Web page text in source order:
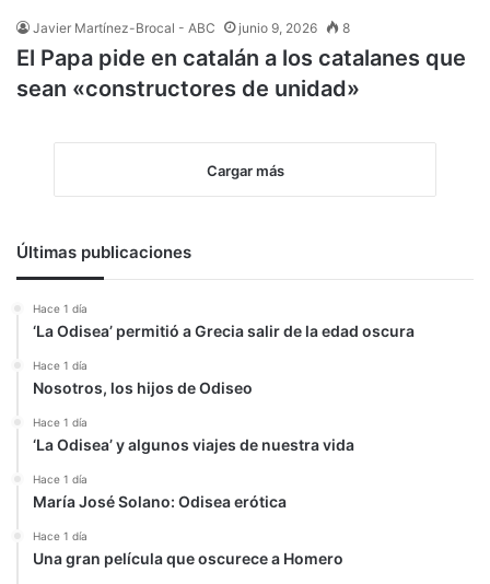
Javier Martínez-Brocal - ABC junio 9, 2026 8
El Papa pide en catalán a los catalanes que
sean «constructores de unidad»
Cargar más
Últimas publicaciones
Hace 1 día
‘La Odisea’ permitió a Grecia salir de la edad oscura
Hace 1 día
Nosotros, los hijos de Odiseo
Hace 1 día
‘La Odisea’ y algunos viajes de nuestra vida
Hace 1 día
María José Solano: Odisea erótica
Hace 1 día
Una gran película que oscurece a Homero